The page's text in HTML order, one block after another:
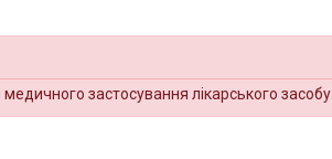
застосування лікарського засобу.